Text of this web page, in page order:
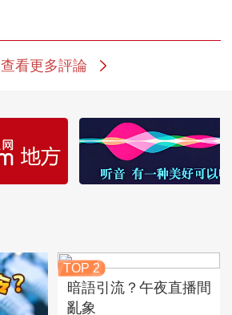
查看更多評論
TOP 2
暗語引流？午夜直播間
亂象